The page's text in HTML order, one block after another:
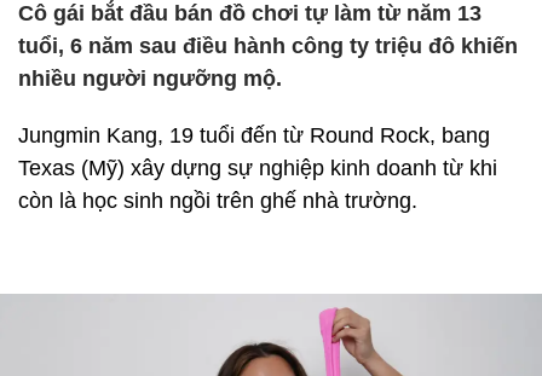
Cô gái bắt đầu bán đồ chơi tự làm từ năm 13
tuổi, 6 năm sau điều hành công ty triệu đô khiến
nhiều người ngưỡng mộ.
Jungmin Kang, 19 tuổi đến từ Round Rock, bang
Texas (Mỹ) xây dựng sự nghiệp kinh doanh từ khi
còn là học sinh ngồi trên ghế nhà trường.